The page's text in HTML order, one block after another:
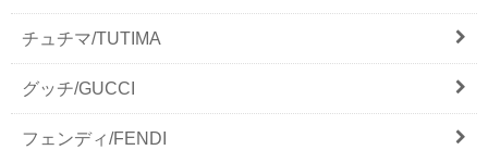
チュチマ/TUTIMA
グッチ/GUCCI
フェンディ/FENDI